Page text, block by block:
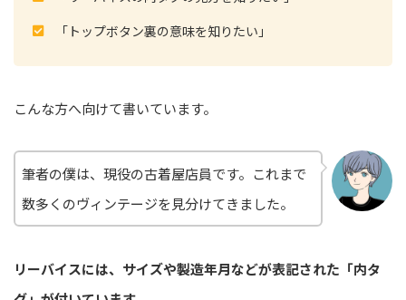
「トップボタン裏の意味を知りたい」
こんな方へ向けて書いています。
筆者の僕は、現役の古着屋店員です。これまで
数多くのヴィンテージを見分けてきました。
リーバイスには、サイズや製造年月などが表記された「内タ